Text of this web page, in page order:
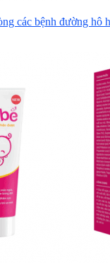
các bệnh đường hô